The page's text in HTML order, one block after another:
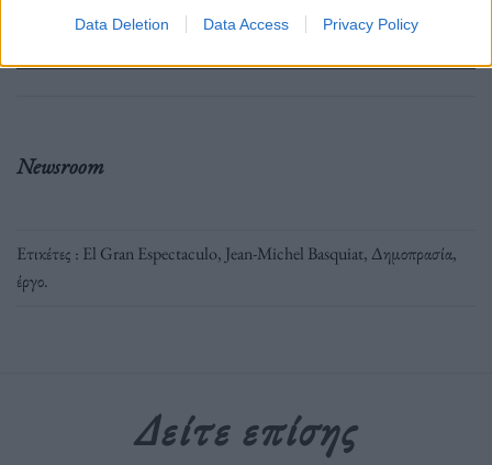
Data Deletion Data Access Privacy Policy
στο Google News
Newsroom
Ετικέτες : El Gran Espectaculo, Jean-Michel Basquiat, Δημοπρασία,
έργο.
Δείτε επίσης